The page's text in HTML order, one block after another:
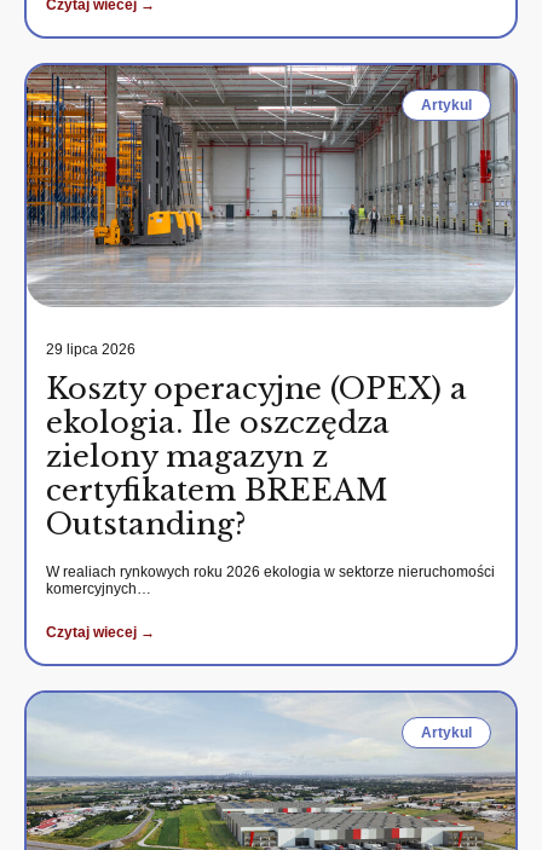
Czytaj wiecej →
Artykul
29 lipca 2026
Koszty operacyjne (OPEX) a
ekologia. Ile oszczędza
zielony magazyn z
certyfikatem BREEAM
Outstanding?
W realiach rynkowych roku 2026 ekologia w sektorze nieruchomości
komercyjnych…
Czytaj wiecej →
Artykul